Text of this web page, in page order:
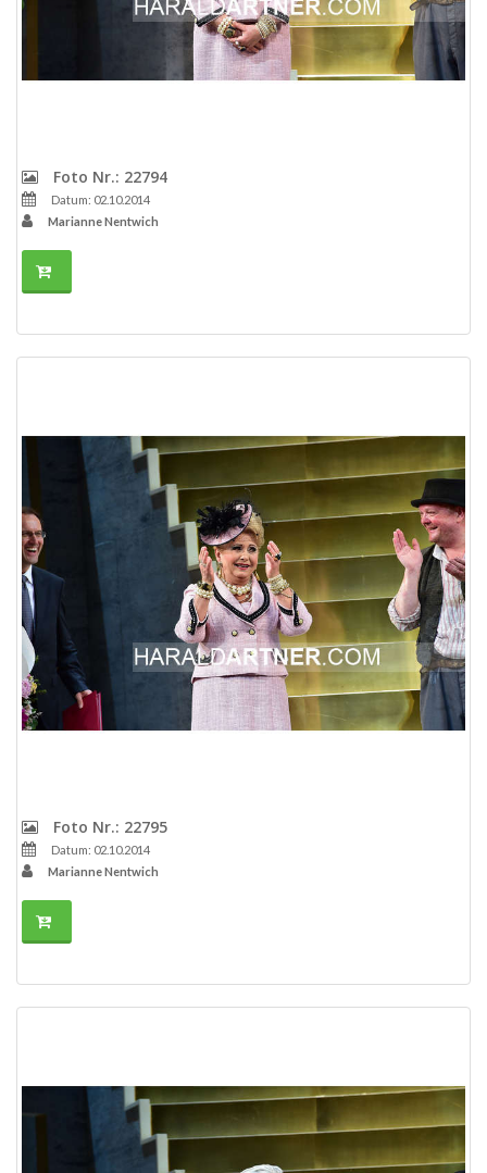
Foto Nr.: 22794
Datum: 02.10.2014
Marianne Nentwich
Foto Nr.: 22795
Datum: 02.10.2014
Marianne Nentwich